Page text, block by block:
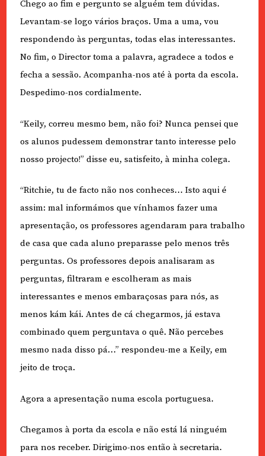
Chego ao fim e pergunto se alguém tem dúvidas.
Levantam-se logo vários braços. Uma a uma, vou
respondendo às perguntas, todas elas interessantes.
No fim, o Director toma a palavra, agradece a todos e
fecha a sessão. Acompanha-nos até à porta da escola.
Despedimo-nos cordialmente.
“Keily, correu mesmo bem, não foi? Nunca pensei que
os alunos pudessem demonstrar tanto interesse pelo
nosso projecto!” disse eu, satisfeito, à minha colega.
“Ritchie, tu de facto não nos conheces… Isto aqui é
assim: mal informámos que vínhamos fazer uma
apresentação, os professores agendaram para trabalho
de casa que cada aluno preparasse pelo menos três
perguntas. Os professores depois analisaram as
perguntas, filtraram e escolheram as mais
interessantes e menos embaraçosas para nós, as
menos kám kái. Antes de cá chegarmos, já estava
combinado quem perguntava o quê. Não percebes
mesmo nada disso pá…” respondeu-me a Keily, em
jeito de troça.
Agora a apresentação numa escola portuguesa.
Chegamos à porta da escola e não está lá ninguém
para nos receber. Dirigimo-nos então à secretaria.